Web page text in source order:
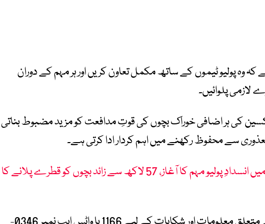
وہ پولیو ٹیموں کے ساتھ مکمل تعاون کریں اور ہر مہم کے دوران
لازمی پلوائیں۔
کی ہر اضافی خوراک بچوں کی قوتِ مدافعت کو مزید مضبوط بناتی
سے محفوظ رکھنے میں اہم کردار ادا کرتی ہے۔
خیبر پختونخوا میں انسدادِ پولیو مہم کا آغاز، 57 لاکھ سے زائد بچوں کو قطرے پلانے کا